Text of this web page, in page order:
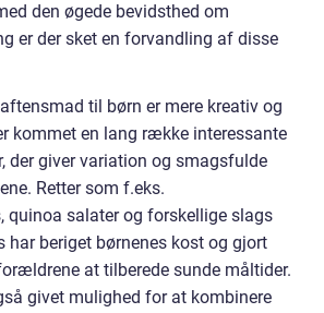
den øgede bevidsthed om
er der sket en forvandling af disse
til børn er mere kreativ og
kommet en lang række interessante
der giver variation og smagsfulde
Retter som f.eks.
quinoa salater og forskellige slags
har beriget børnenes kost og gjort
at tilberede sunde måltider.
givet mulighed for at kombinere